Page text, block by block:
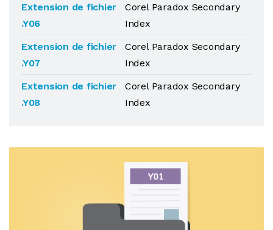
Extension de fichier
.Y06
Corel Paradox Secondary
Index
Extension de fichier
.Y07
Corel Paradox Secondary
Index
Extension de fichier
.Y08
Corel Paradox Secondary
Index